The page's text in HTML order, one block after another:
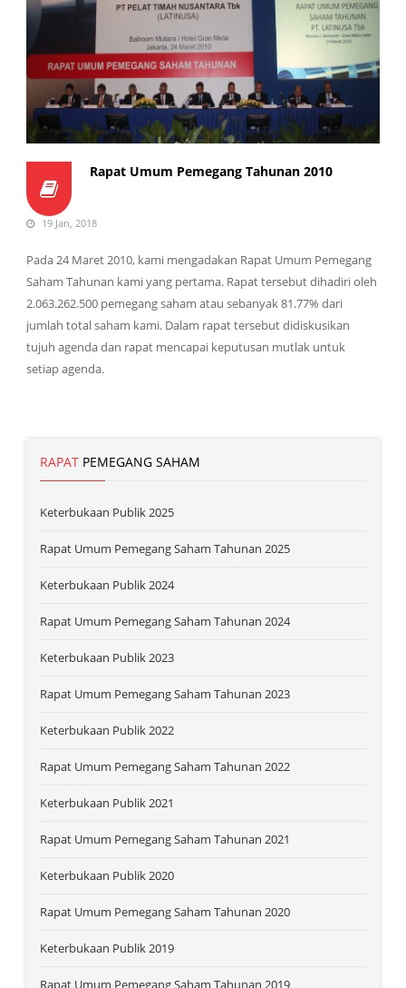
Rapat Umum Pemegang Tahunan 2010
19 Jan, 2018
Pada 24 Maret 2010, kami mengadakan Rapat Umum Pemegang
Saham Tahunan kami yang pertama. Rapat tersebut dihadiri oleh
2.063.262.500 pemegang saham atau sebanyak 81.77% dari
jumlah total saham kami. Dalam rapat tersebut didiskusikan
tujuh agenda dan rapat mencapai keputusan mutlak untuk
setiap agenda.
RAPAT PEMEGANG SAHAM
Keterbukaan Publik 2025
Rapat Umum Pemegang Saham Tahunan 2025
Keterbukaan Publik 2024
Rapat Umum Pemegang Saham Tahunan 2024
Keterbukaan Publik 2023
Rapat Umum Pemegang Saham Tahunan 2023
Keterbukaan Publik 2022
Rapat Umum Pemegang Saham Tahunan 2022
Keterbukaan Publik 2021
Rapat Umum Pemegang Saham Tahunan 2021
Keterbukaan Publik 2020
Rapat Umum Pemegang Saham Tahunan 2020
Keterbukaan Publik 2019
Rapat Umum Pemegang Saham Tahunan 2019